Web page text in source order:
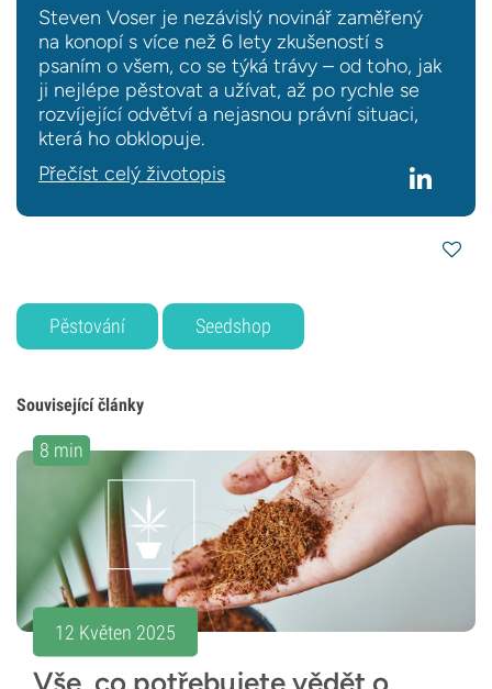
Steven Voser je nezávislý novinář zaměřený
na konopí s více než 6 lety zkušeností s
psaním o všem, co se týká trávy – od toho, jak
ji nejlépe pěstovat a užívat, až po rychle se
rozvíjející odvětví a nejasnou právní situaci,
která ho obklopuje.
Přečíst celý životopis
Pěstování Seedshop
Související články
8 min
12 Květen 2025